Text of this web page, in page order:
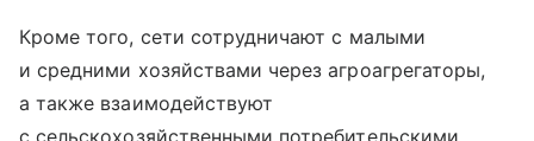
Кроме того, сети сотрудничают с малыми
и средними хозяйствами через агроагрегаторы,
а также взаимодействуют